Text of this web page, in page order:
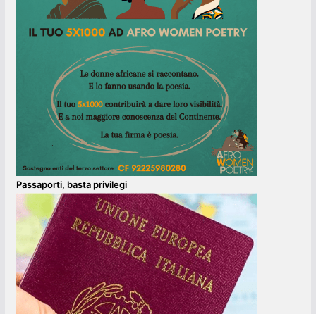
Passaporti, basta privilegi